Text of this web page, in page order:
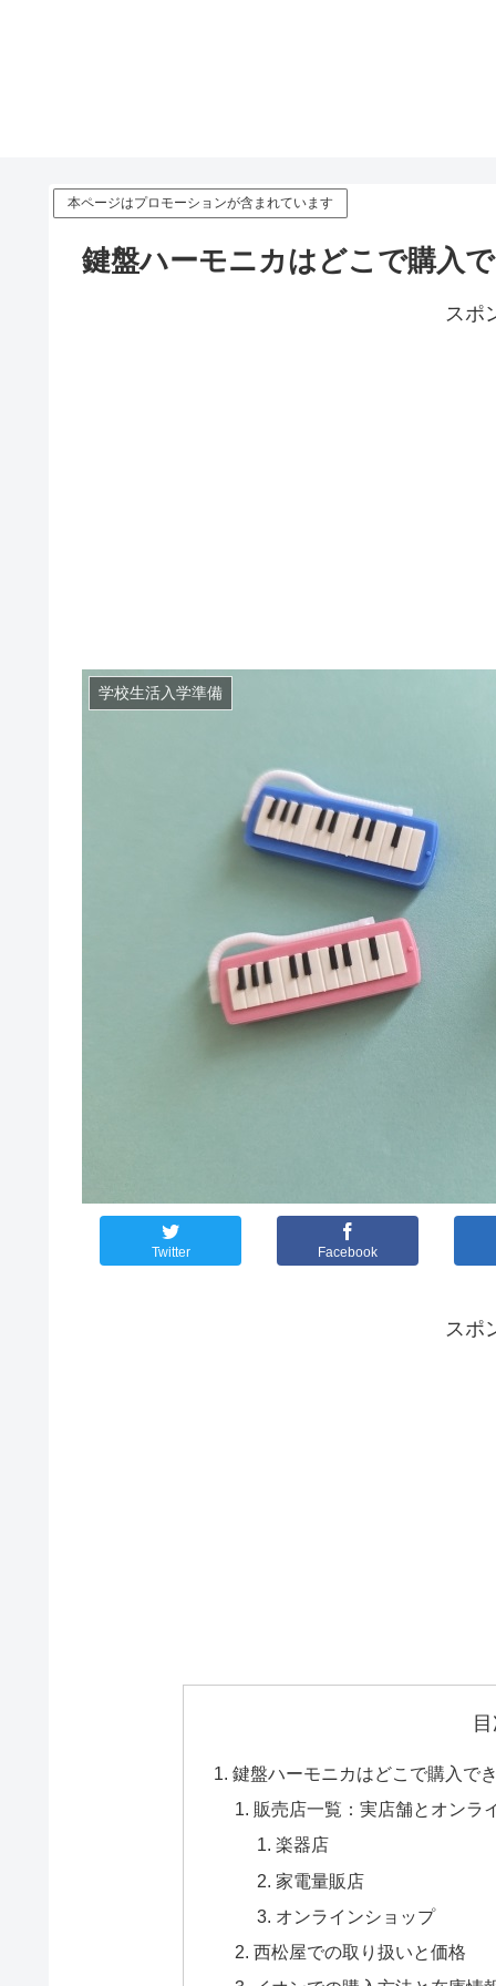
本ページはプロモーションが含まれています
鍵盤ハーモニカはどこで購入
スポ
学校生活入学準備
Twitter Facebook
スポ
鍵盤ハーモニカはどこで購入で
販売店一覧：実店舗とオンラ
楽器店
家電量販店
オンラインショップ
西松屋での取り扱いと価格